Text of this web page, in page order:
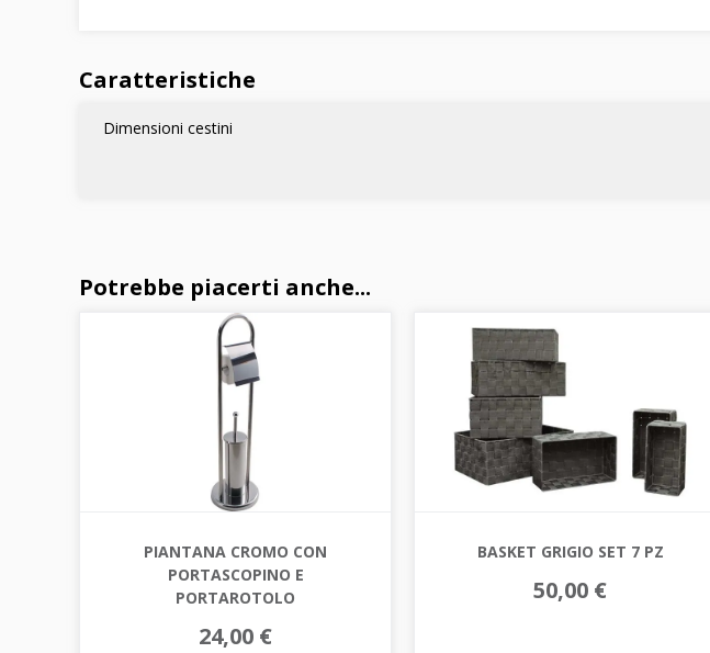
Caratteristiche
Dimensioni cestini
Potrebbe piacerti anche...
PIANTANA CROMO CON
PORTASCOPINO E
PORTAROTOLO
24,00 €
BASKET GRIGIO SET 7 PZ
50,00 €